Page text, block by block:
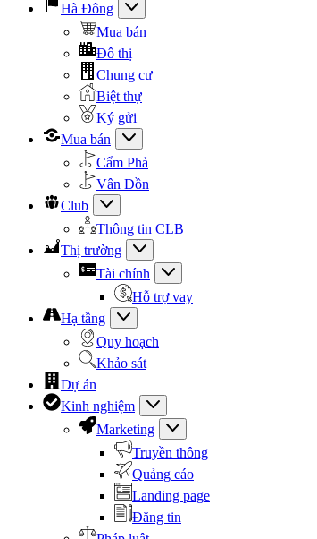
Hà Đông
Mua bán
Đô thị
Chung cư
Biệt thự
Ký gửi
Mua bán
Cẩm Phả
Vân Đồn
Club
Thông tin CLB
Thị trường
Tài chính
Hỗ trợ vay
Hạ tầng
Quy hoạch
Khảo sát
Dự án
Kinh nghiệm
Marketing
Truyền thông
Quảng cáo
Landing page
Đăng tin